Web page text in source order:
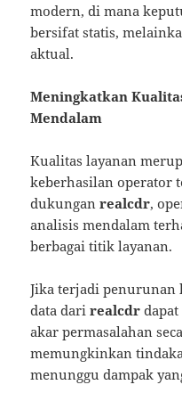
modern, di mana
bersifat statis,
aktual.
Meningkatkan
Mendalam
Kualitas layanan
keberhasilan operator
dukunganrealcdr,
analisis mendalam
berbagai titik layanan.
Jika terjadi penurunan
data darirealcdr
akar permasalahan
memungkinkan
menunggu dampak